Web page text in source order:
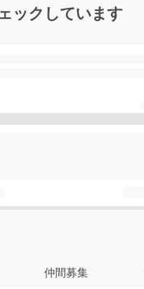
ックしています
仲間募集